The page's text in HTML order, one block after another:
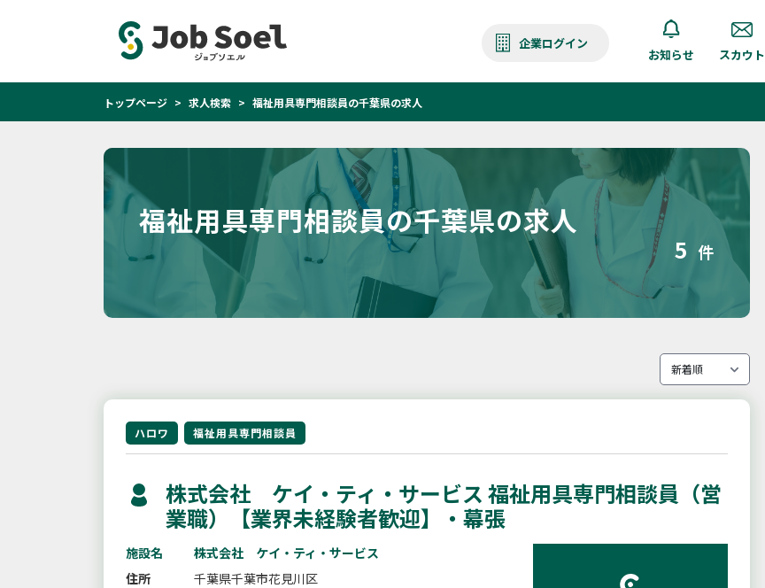
企業ログイン
お知らせ スカウト
トップページ 求人検索 福祉用具専門相談員の千葉県の求人
福祉用具専門相談員の千葉県の求人
5 件
ハロワ 福祉用具専門相談員
株式会社 ケイ・ティ・サービス 福祉用具専門相談員（営
業職）【業界未経験者歓迎】・幕張
施設名
株式会社 ケイ・ティ・サービス
住所
千葉県千葉市花見川区